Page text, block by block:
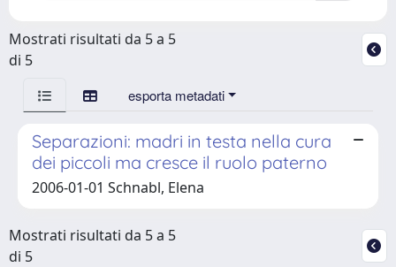
Mostrati risultati da 5 a 5
di 5
esporta metadati
Separazioni: madri in testa nella cura
dei piccoli ma cresce il ruolo paterno
2006-01-01 Schnabl, Elena
Mostrati risultati da 5 a 5
di 5